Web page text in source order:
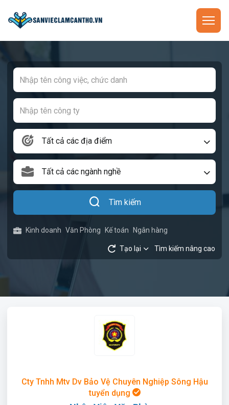
Tất cả các địa điểm
Tất cả các ngành nghề
Tìm kiếm
Kinh doanh Văn Phòng Kế toán Ngân hàng
Tạo lại Tìm kiếm nâng cao
Cty Tnhh Mtv Dv Bảo Vệ Chuyên Nghiệp Sông Hậu
tuyển dụng